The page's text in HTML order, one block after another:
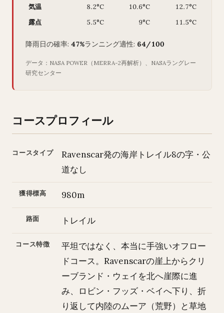
気温 8.2°C 10.6°C
12.7°C
露点
5.5°C 9°C 11.5°C
降雨日の確率: 47%ランニング適性: 64/100
データ：NASA POWER（MERRA-2再解析）、NASAラングレー
研究センター
コースプロフィール
コースタイプ
Ravenscar発の海岸トレイル8の字・公
道なし
獲得標高 980m
路面 トレイル
コース特徴
平坦ではなく、本当に手強いオフロー
ドコース。Ravenscarの崖上からクリ
ーブランド・ウェイを北へ崖際に進
み、ロビン・フッズ・ベイへ下り、折
り返して内陸のムーア（荒野）と草地